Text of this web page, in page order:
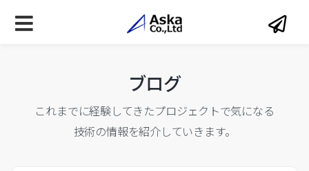
ブログ
これまでに経験してきたプロジェクトで気になる
技術の情報を紹介していきます。